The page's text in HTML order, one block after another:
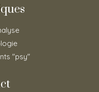
"psy"